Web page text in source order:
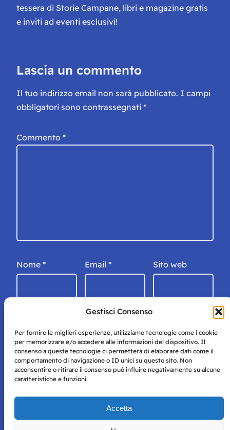
Gestisci Consenso
Per fornire le migliori esperienze, utilizziamo tecnologie come i cookie
per memorizzare e/o accedere alle informazioni del dispositivo. Il
consenso a queste tecnologie ci permetterà di elaborare dati come il
comportamento di navigazione o ID unici su questo sito. Non
acconsentire o ritirare il consenso può influire negativamente su alcune
caratteristiche e funzioni.
Accetta
tessera di Storie Campane, libri e magazine gratis
e inviti ad eventi esclusivi!
Lascia un commento
Il tuo indirizzo email non sarà pubblicato. I campi
obbligatori sono contrassegnati *
Commento *
Nome * Email * Sito web
Storie di Napoli è una testata registrata presso il tribunale di